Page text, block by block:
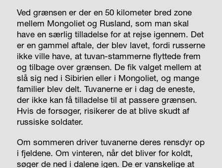
Ved grænsen er der en 50 kilometer bred zone
mellem Mongoliet og Rusland, som man skal
have en særlig tilladelse for at rejse igennem. Det
er en gammel aftale, der blev lavet, fordi russerne
ikke ville have, at tuvan-stammerne flyttede frem
og tilbage over grænsen. De fik valget mellem at
slå sig ned i Sibirien eller i Mongoliet, og mange
familier blev delt. Tuvanerne er i dag de eneste,
der ikke kan få tilladelse til at passere grænsen.
Hvis de forsøger, risikerer de at blive skudt af
russiske soldater.
Om sommeren driver tuvanerne deres rensdyr op
i fjeldene. Om vinteren, når det bliver for koldt,
søger de ned i dalene igen. De er vanskelige at